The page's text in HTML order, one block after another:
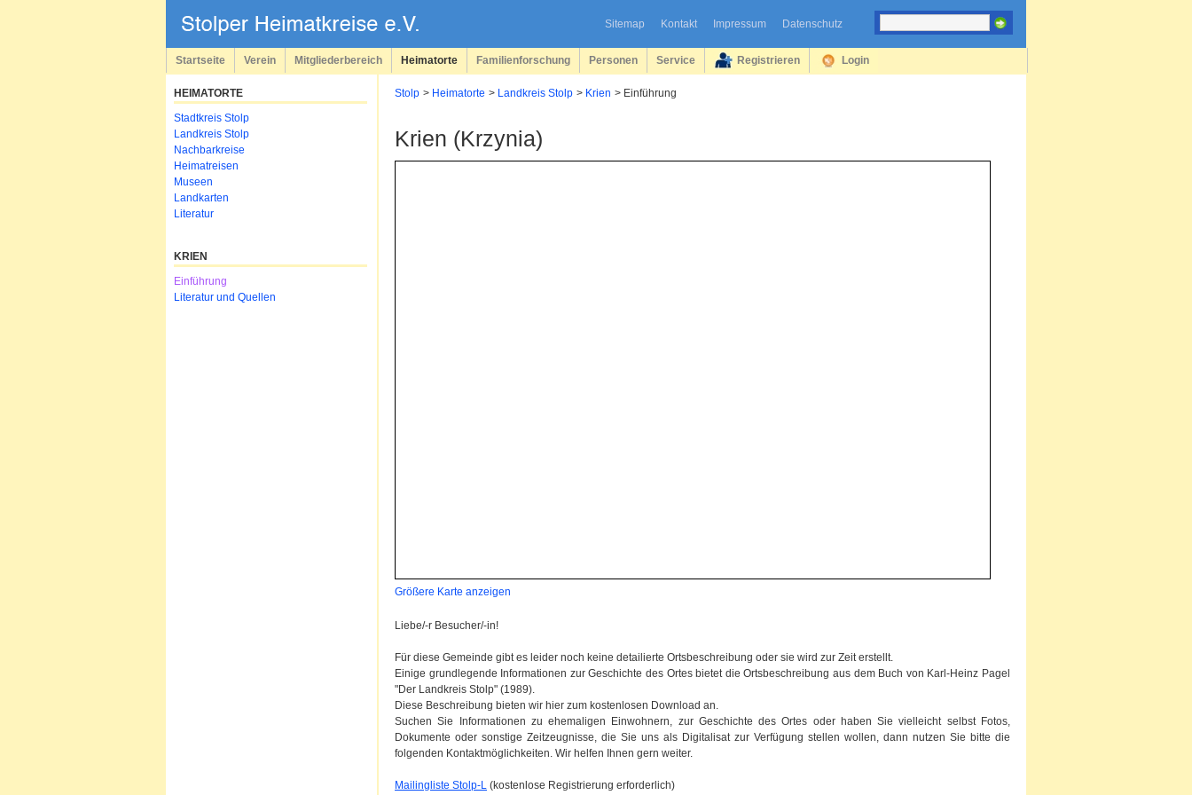
Sitemap Kontakt Impressum Datenschutz
überspringen
Startseite Verein Mitgliederbereich Heimatorte Familienforschung Personen Service Registrieren Login
Stolp Heimatorte Landkreis Stolp Krien Einführung
Krien (Krzynia)
Größere Karte anzeigen
Liebe/-r Besucher/-in!
Für diese Gemeinde gibt es leider noch keine detailierte Ortsbeschreibung oder sie wird zur Zeit erstellt.
Einige grundlegende Informationen zur Geschichte des Ortes bietet die Ortsbeschreibung aus dem Buch von Karl-Heinz Pagel
"Der Landkreis Stolp" (1989).
Diese Beschreibung bieten wir hier zum kostenlosen Download an.
Suchen Sie Informationen zu ehemaligen Einwohnern, zur Geschichte des Ortes oder haben Sie vielleicht selbst Fotos,
Dokumente oder sonstige Zeitzeugnisse, die Sie uns als Digitalisat zur Verfügung stellen wollen, dann nutzen Sie bitte die
folgenden Kontaktmöglichkeiten. Wir helfen Ihnen gern weiter.
Mailingliste Stolp-L (kostenlose Registrierung erforderlich)
HEIMATORTE
Navigation
überspringen
Stadtkreis Stolp
Landkreis Stolp
Nachbarkreise
Heimatreisen
Museen
Landkarten
Literatur
KRIEN
Navigation
überspringen
Einführung
Literatur und Quellen